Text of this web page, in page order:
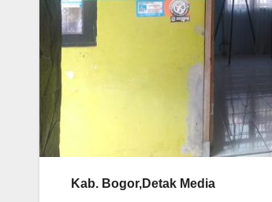
Kab. Bogor,Detak Media